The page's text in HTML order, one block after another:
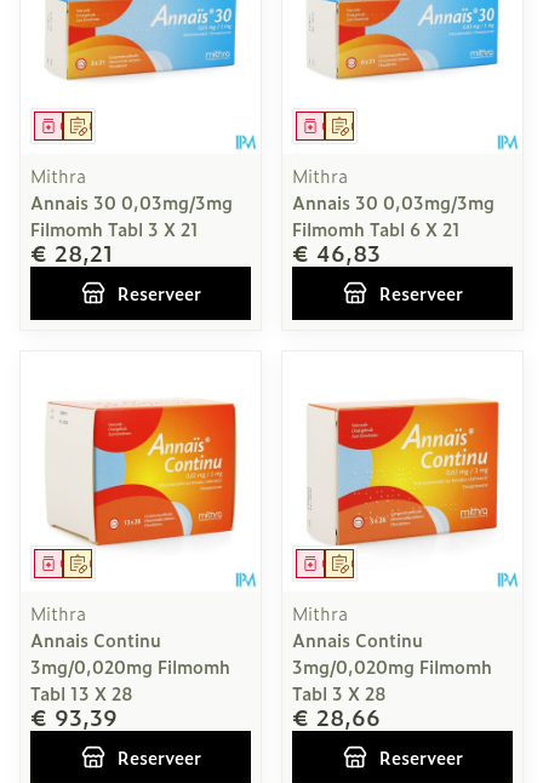
Op voorschrift
Geneesmiddel
Mithra
Annais 30 0,03mg/3mg
Filmomh Tabl 3 X 21
€ 28,21
Reserveer
Op voorschrift
Geneesmiddel
Mithra
Annais 30 0,03mg/3mg
Filmomh Tabl 6 X 21
€ 46,83
Reserveer
Op voorschrift
Geneesmiddel
Mithra
Annais Continu
3mg/0,020mg Filmomh
Tabl 13 X 28
€ 93,39
Reserveer
Op voorschrift
Geneesmiddel
Mithra
Annais Continu
3mg/0,020mg Filmomh
Tabl 3 X 28
€ 28,66
Reserveer